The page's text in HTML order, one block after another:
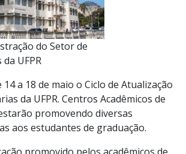
do Setor de
UFPR
a 18 de maio o Ciclo de Atualização
da UFPR. Centros Acadêmicos de
promovendo diversas
aos estudantes de graduação.